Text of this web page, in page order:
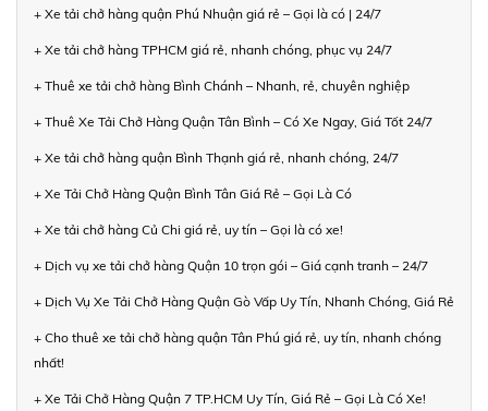
+ Xe tải chở hàng quận Phú Nhuận giá rẻ – Gọi là có | 24/7
+ Xe tải chở hàng TPHCM giá rẻ, nhanh chóng, phục vụ 24/7
+ Thuê xe tải chở hàng Bình Chánh – Nhanh, rẻ, chuyên nghiệp
+ Thuê Xe Tải Chở Hàng Quận Tân Bình – Có Xe Ngay, Giá Tốt 24/7
+ Xe tải chở hàng quận Bình Thạnh giá rẻ, nhanh chóng, 24/7
+ Xe Tải Chở Hàng Quận Bình Tân Giá Rẻ – Gọi Là Có
+ Xe tải chở hàng Củ Chi giá rẻ, uy tín – Gọi là có xe!
+ Dịch vụ xe tải chở hàng Quận 10 trọn gói – Giá cạnh tranh – 24/7
+ Dịch Vụ Xe Tải Chở Hàng Quận Gò Vấp Uy Tín, Nhanh Chóng, Giá Rẻ
+ Cho thuê xe tải chở hàng quận Tân Phú giá rẻ, uy tín, nhanh chóng
nhất!
+ Xe Tải Chở Hàng Quận 7 TP.HCM Uy Tín, Giá Rẻ – Gọi Là Có Xe!